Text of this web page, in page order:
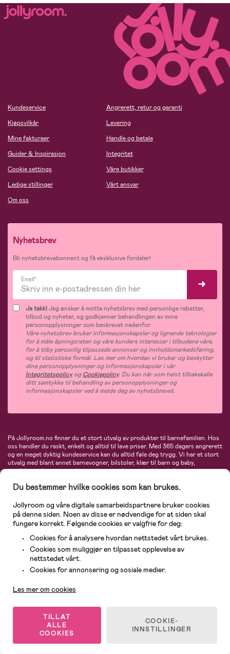
Kundeservice
Kjøpsvilkår
Mine fakturaer
Guider & Inspirasjon
Cookie settings
Ledige stillinger
Om oss
Angrerett, retur og garanti
Levering
Handle og betale
Integritet
Våre butikker
Vårt ansvar
Nyhetsbrev
Bli nyhetsbrevabonnent og få eksklusive fordeler!
Email*
Ja takk!Jeg ønsker å motta nyhetsbrev med personlige rabatter,
tilbud og nyheter, og godkjenner behandlingen av mine
personopplysninger som beskrevet nedenfor.
Våre nyhetsbrev bruker informasjonskapsler og lignende teknologier
for å måle åpningsraten og våre kunders interesser i tilbudene våre,
for å tilby personlig tilpassede annonser og innholdsmarkedsføring,
og til statistiske formål. Les mer om hvordan vi bruker og beskytter
dine personopplysninger og informasjonskapsler i vår
IntegritetspolicyogCookiepolicy. Du kan når som helst tilbakekalle
ditt samtykke til behandling av personopplysninger og
informasjonskapsler ved å melde deg av nyhetsbrevet.
På Jollyroom.no finner du et stort utvalg av produkter til barnefamilien. Hos
oss handler du raskt, enkelt og alltid til lave priser. Med 365 dagers angrerett
og en meget dyktig kundeservice kan du alltid føle deg trygg. Vi har et stort
utvalg med blant annet barnevogner, bilstoler, klær til barn og baby,
produkter til mor, mengder av inspirerende interiør, leker, babyustyr og mye
Maxi-Cosi, Baby Jogger, BabyBjörn, Didriksons, KidKraft, Ergobaby, Philips
største nettbutikk for barn og baby!
Du bestemmer hvilke cookies som kan brukes.
Jollyroom og våre digitale samarbeidspartnere bruker cookies
på denne siden. Noen av disse er nødvendige for at siden skal
fungere korrekt. Følgende cookies er valgfrie for deg:
Cookies for å analysere hvordan nettstedet vårt brukes.
Cookies som muliggjør en tilpasset opplevelse av
nettstedet vårt.
Cookies for annonsering og sosiale medier.
Les mer om cookies
TILLAT
ALLE
COOKIES
COOKIE-
INNSTILLINGER